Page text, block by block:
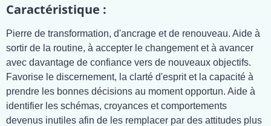
Caractéristique :
Pierre de transformation, d'ancrage et de renouveau. Aide à
sortir de la routine, à accepter le changement et à avancer
avec davantage de confiance vers de nouveaux objectifs.
Favorise le discernement, la clarté d'esprit et la capacité à
prendre les bonnes décisions au moment opportun. Aide à
identifier les schémas, croyances et comportements
devenus inutiles afin de les remplacer par des attitudes plus